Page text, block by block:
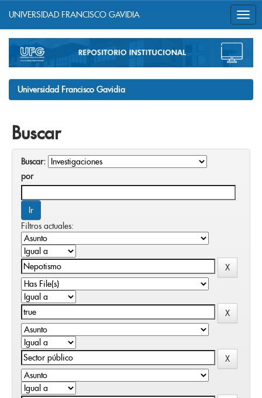
navigation
UNIVERSIDAD FRANCISCO GAVIDIA
Universidad Francisco Gavidia
Buscar
Buscar:
por
Filtros actuales: